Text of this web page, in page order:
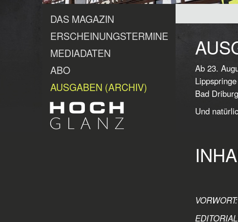
DAS MAGAZIN
ERSCHEINUNGSTERMINE
MEDIADATEN
ABO
AUSGABEN (ARCHIV)
Ab 23.
Bad
Und